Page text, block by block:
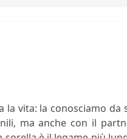
la vita: la conosciamo
ma anche con il